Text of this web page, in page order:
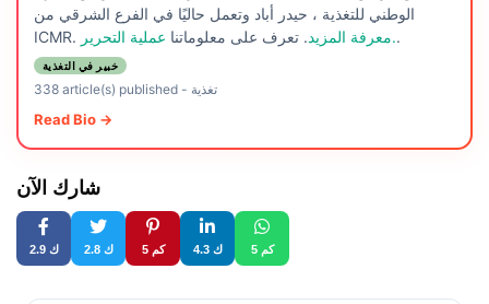
الوطني للتغذية ، حيدر أباد وتعمل حاليًا في الفرع الشرقي من
ICMR.
معرفة المزيد. تعرف على معلوماتنا عملية التحرير..
خبير في التغذية
338 article(s) published- تغذية
Read Bio →
شارك الآن
2.9 ك 2.8 ك 5 كم 4.3 ك 5 كم